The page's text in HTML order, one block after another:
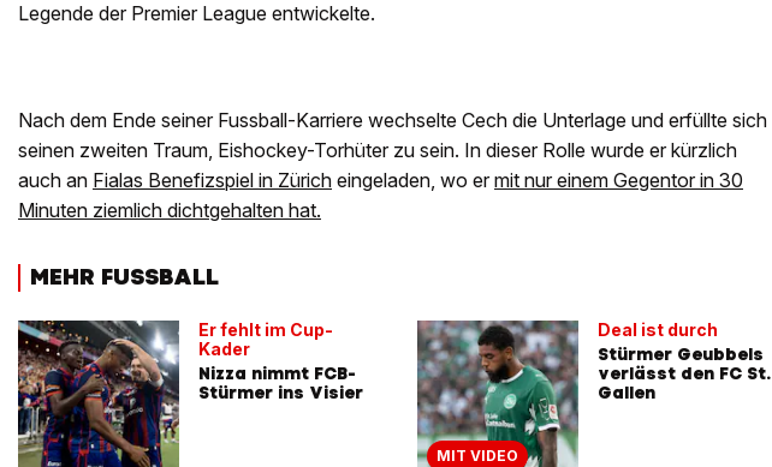
Legende der Premier League entwickelte.
Nach dem Ende seiner Fussball-Karriere wechselte Cech die Unterlage und erfüllte sich
seinen zweiten Traum, Eishockey-Torhüter zu sein. In dieser Rolle wurde er kürzlich
auch an Fialas Benefizspiel in Zürich eingeladen, wo er mit nur einem Gegentor in 30
Minuten ziemlich dichtgehalten hat.
MEHR FUSSBALL
Er fehlt im Cup-
Kader
Nizza nimmt FCB-
Stürmer ins Visier
MIT VIDEO
Deal ist durch
Stürmer Geubbels
verlässt den FC St.
Gallen